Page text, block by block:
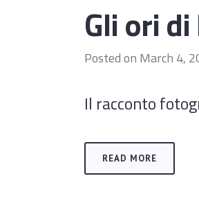
Gli ori
Posted on March 4,
Il racconto
READ MORE